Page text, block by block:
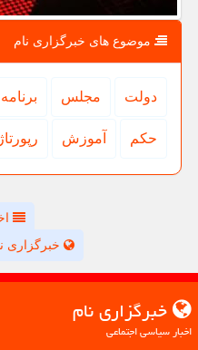
موضوع های خبرگزاری نام
دولت مجلس برنامه
حكم آموزش رپورتاژ
خبرگزاری
خبرگزاری نام
اخبار سیاسی اجتماعی